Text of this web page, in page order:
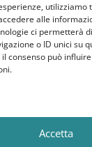
utilizziamo
alle
ci permetterà
o ID unici su
consenso può
Accetta